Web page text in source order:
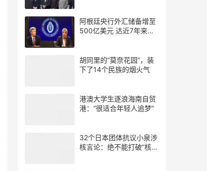
阿根廷央行外汇储备增至
500亿美元 达近7年来最
胡同里的“莫奈花园”，装
下了14个民族的烟火气
港澳大学生逐浪海南自贸
港：“很适合年轻人追梦”
32个日本团体抗议小泉涉
核言论：绝不能打破“核武